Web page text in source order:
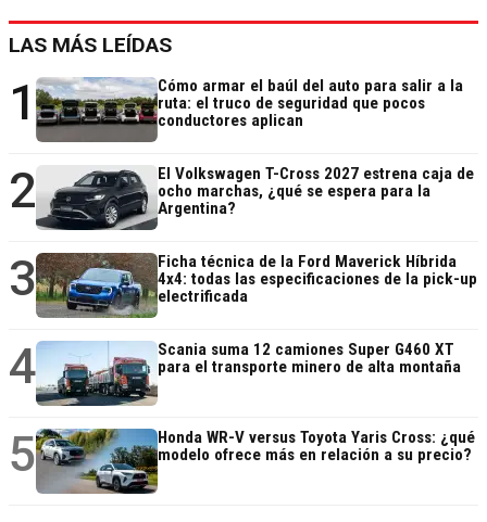
LAS MÁS LEÍDAS
1
Cómo armar el baúl del auto para salir a la
ruta: el truco de seguridad que pocos
conductores aplican
2
El Volkswagen T-Cross 2027 estrena caja de
ocho marchas, ¿qué se espera para la
Argentina?
3
Ficha técnica de la Ford Maverick Híbrida
4x4: todas las especificaciones de la pick-up
electrificada
4
Scania suma 12 camiones Super G460 XT
para el transporte minero de alta montaña
5
Honda WR-V versus Toyota Yaris Cross: ¿qué
modelo ofrece más en relación a su precio?